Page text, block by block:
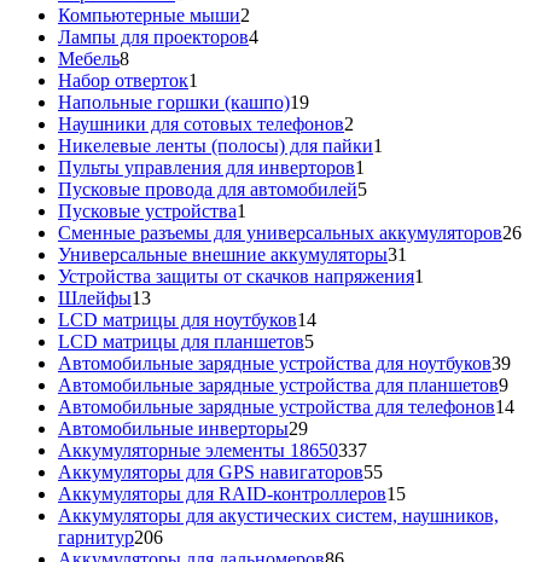
товаров
Компьютерные мыши2
товара
Лампы для проекторов44
Мебель88
товаров
Набор отверток1
товар
Напольные горшки (кашпо)1919
товаров
Наушники для сотовых телефонов2
товара
Никелевые ленты (полосы) для пайки1
Пульты управления для инверторов1
товар
Пусковые провода для автомобилей55
Пусковые устройства1
товар
Сменные разъемы для универсальных аккумуляторов2626
Универсальные внешние аккумуляторы31
товар
Устройства защиты от скачков напряжения1
Шлейфы1313
товаров
LCD матрицы для ноутбуков1414
LCD матрицы для планшетов55
товаров
Автомобильные зарядные устройства для ноутбуков3939
Автомобильные зарядные устройства для планшетов99
Автомобильные зарядные устройства для телефонов1414
Автомобильные инверторы2929
товаров
Аккумуляторные элементы 18650337337
товаров
Аккумуляторы для GPS навигаторов5555
товаров
Аккумуляторы для RAID-контроллеров1515
товаров
Аккумуляторы для акустических систем, наушников,
гарнитур206206